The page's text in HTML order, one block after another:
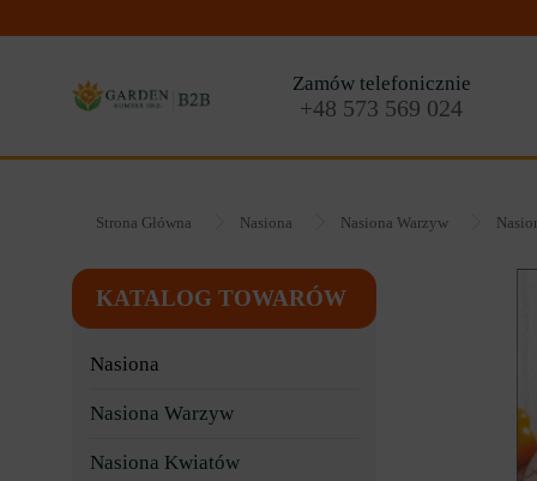
Zamów telefonicznie
+48 573 569 024
Strona Główna Nasiona Nasiona Warzyw
KATALOG TOWARÓW
Nasiona
Nasiona Warzyw
Nasiona Kwiatów